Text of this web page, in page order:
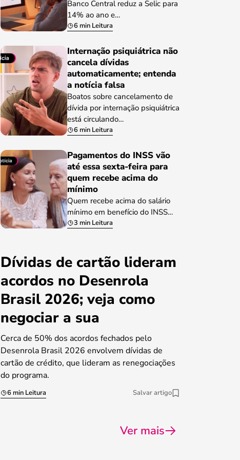
Banco Central reduz a Selic para
14% ao ano e…
6 min Leitura
Internação psiquiátrica não
cancela dívidas
automaticamente; entenda
a notícia falsa
Boatos sobre cancelamento de
dívida por internação psiquiátrica
está circulando…
6 min Leitura
Pagamentos do INSS vão
até essa sexta-feira para
quem recebe acima do
mínimo
Quem recebe acima do salário
mínimo em benefício do INSS…
3 min Leitura
Dívidas de cartão lideram
acordos no Desenrola
Brasil 2026; veja como
negociar a sua
Cerca de 50% dos acordos fechados pelo
Desenrola Brasil 2026 envolvem dívidas de
cartão de crédito, que lideram as renegociações
do programa.
6 min Leitura Salvar artigo
Ver mais